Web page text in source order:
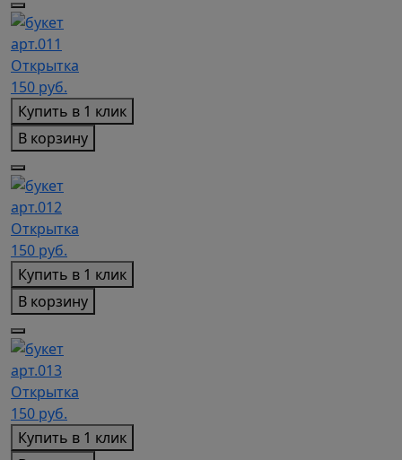
арт.011
Открытка
150 руб.
Купить в 1 клик
В корзину
арт.012
Открытка
150 руб.
Купить в 1 клик
В корзину
арт.013
Открытка
150 руб.
Купить в 1 клик